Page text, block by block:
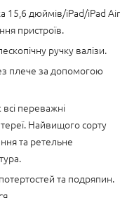
15,6 дюймів/iPad/iPad Air
пристроїв.
ручку валізи.
плече за допомогою
переважні
Найвищого сорту
та ретельне
та подряпин.